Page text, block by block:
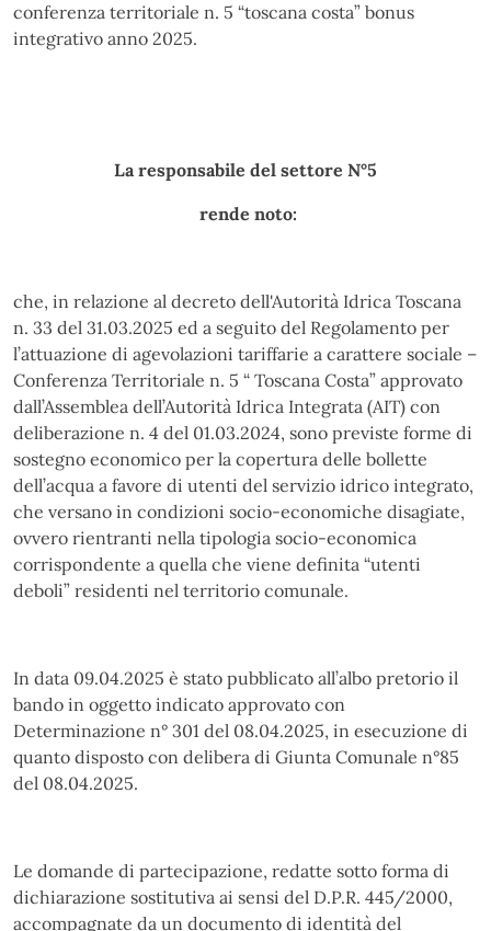
conferenza territoriale n. 5 “toscana costa” bonus
integrativo anno 2025.
La responsabile del settore N°5
rende noto:
che, in relazione al decreto dell'Autorità Idrica Toscana
n. 33 del 31.03.2025 ed a seguito del Regolamento per
l’attuazione di agevolazioni tariffarie a carattere sociale –
Conferenza Territoriale n. 5 “ Toscana Costa” approvato
dall’Assemblea dell’Autorità Idrica Integrata (AIT) con
deliberazione n. 4 del 01.03.2024, sono previste forme di
sostegno economico per la copertura delle bollette
dell’acqua a favore di utenti del servizio idrico integrato,
che versano in condizioni socio-economiche disagiate,
ovvero rientranti nella tipologia socio-economica
corrispondente a quella che viene definita “utenti
deboli” residenti nel territorio comunale.
In data 09.04.2025 è stato pubblicato all’albo pretorio il
bando in oggetto indicato approvato con
Determinazione n° 301 del 08.04.2025, in esecuzione di
quanto disposto con delibera di Giunta Comunale n°85
del 08.04.2025.
Le domande di partecipazione, redatte sotto forma di
dichiarazione sostitutiva ai sensi del D.P.R. 445/2000,
accompagnate da un documento di identità del